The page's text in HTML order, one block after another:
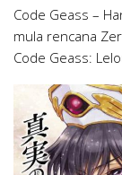
Code Geass –
mula rencana
Code Geass: